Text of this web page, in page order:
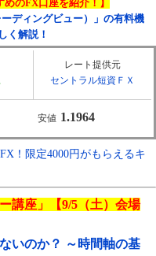
のFX口座を紹介！】
ディングビュー）」の有料機
く解説！
レート提供元
セントラル短資ＦＸ
安値 1.1964
！限定4000円がもらえるキ
講座」【9/5（土）会場
いのか？ ～時間軸の基